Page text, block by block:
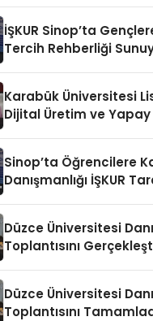
İŞKUR Sinop’ta
Tercih Rehberliği
Karabük Üniversitesi
Dijital Üretim ve
Sinop’ta Öğrencilere
Danışmanlığı İŞKUR
Düzce Üniversitesi
Toplantısını
Düzce Üniversitesi
Toplantısını